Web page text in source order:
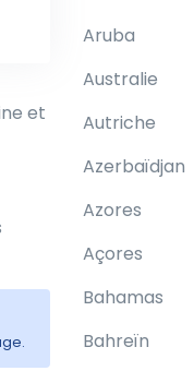
et
Aruba
Australie
Autriche
Azerbaïdjan
Azores
Açores
Bahamas
Bahreïn